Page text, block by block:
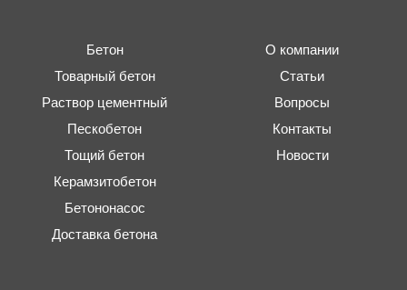
Бетон
Товарный бетон
Раствор цементный
Пескобетон
Тощий бетон
Керамзитобетон
Бетононасос
Доставка бетона
О компании
Статьи
Вопросы
Контакты
Новости